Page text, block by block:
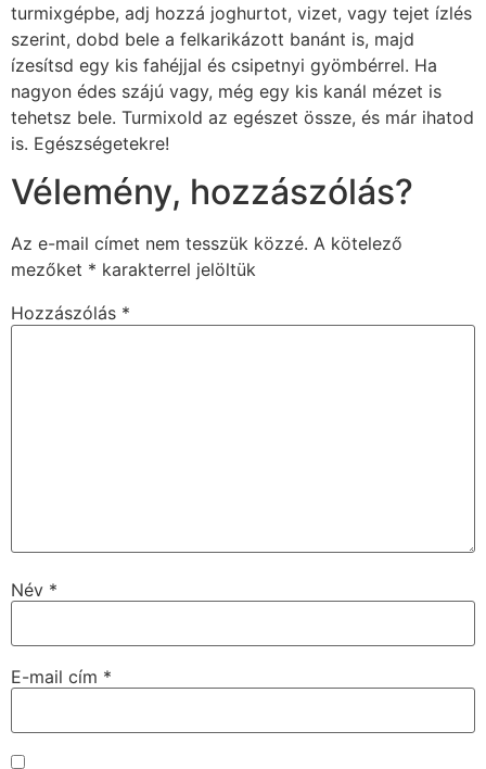
turmixgépbe, adj hozzá joghurtot, vizet, vagy tejet ízlés
szerint, dobd bele a felkarikázott banánt is, majd
ízesítsd egy kis fahéjjal és csipetnyi gyömbérrel. Ha
nagyon édes szájú vagy, még egy kis kanál mézet is
tehetsz bele. Turmixold az egészet össze, és már ihatod
is. Egészségetekre!
Vélemény, hozzászólás?
Az e-mail címet nem tesszük közzé. A kötelező
mezőket * karakterrel jelöltük
Hozzászólás *
Név *
E-mail cím *